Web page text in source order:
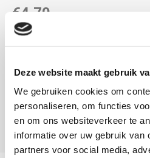
Deze website maakt gebruik
We gebruiken cookies om
personaliseren, om functies
en om ons websiteverkeer te
informatie over uw gebruik van
partners voor social media,
€4,70
DIRECT LEVERBAAR
Dmc Frivolité 80 Lees meer
DELEN: